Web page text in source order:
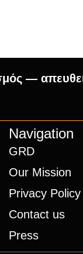
—
Navigation
GRD
Our Mission
Privacy Policy
Contact us
Press